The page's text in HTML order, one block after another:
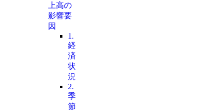
上高の
影響要
因
1.
経
済
状
況
2.
季
節